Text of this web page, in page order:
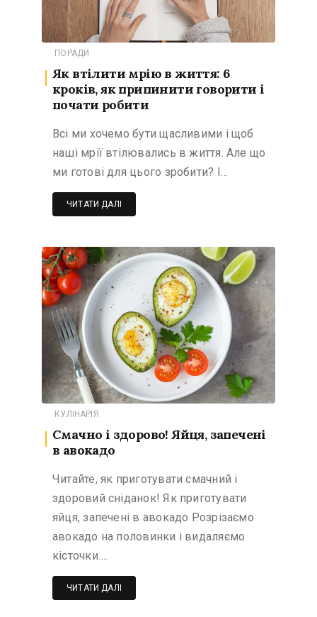
ПОРАДИ
Як втілити мрію в життя: 6
кроків, як припинити говорити і
почати робити
Всі ми хочемо бути щасливими і щоб
наші мрії втілювались в життя. Але що
ми готові для цього зробити? І…
ЧИТАТИ ДАЛІ
КУЛІНАРІЯ
Смачно і здорово! Яйця, запечені
в авокадо
Читайте, як приготувати смачний і
здоровий сніданок! Як приготувати
яйця, запечені в авокадо Розрізаємо
авокадо на половинки і видаляємо
кісточки….
ЧИТАТИ ДАЛІ